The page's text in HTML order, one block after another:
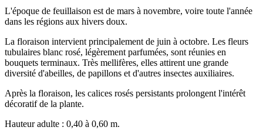
L'époque de feuillaison est de mars à novembre, voire toute l'année
dans les régions aux hivers doux.
La floraison intervient principalement de juin à octobre. Les fleurs
tubulaires blanc rosé, légèrement parfumées, sont réunies en
bouquets terminaux. Très mellifères, elles attirent une grande
diversité d'abeilles, de papillons et d'autres insectes auxiliaires.
Après la floraison, les calices rosés persistants prolongent l'intérêt
décoratif de la plante.
Hauteur adulte : 0,40 à 0,60 m.